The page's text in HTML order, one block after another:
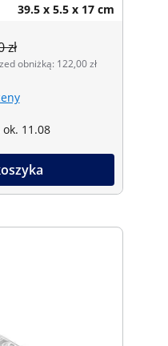
39.5 x 5.5 x 17 cm
zł
obniżką: 122,00 zł
ok. 11.08